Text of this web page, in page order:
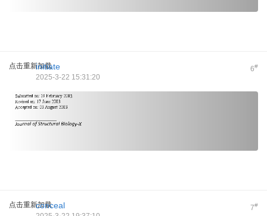
点击重新加载 6#
initiate
2025-3-22 15:31:20
点击重新加载 7#
conceal